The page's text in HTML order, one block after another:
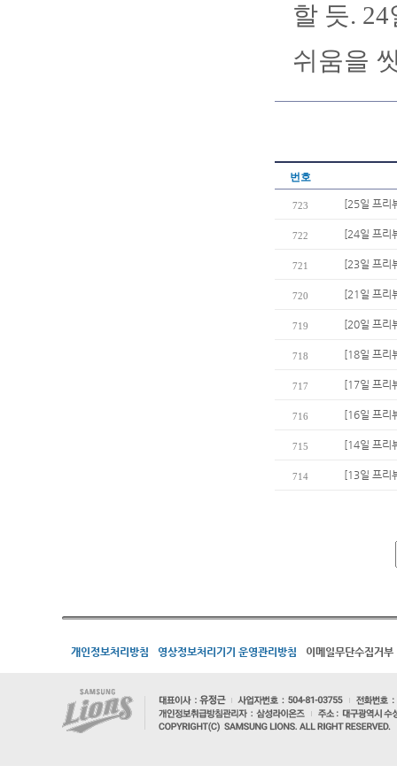
할 듯.
쉬움을
번호
723 [25일 프리
722 [24일 프리
721 [23일 프리
720 [21일 프리
719 [20일 프리
718 [18일 프리
717 [17일 프리
716 [16일 프리
715 [14일 프리
714 [13일 프리
개인정보처리방침 영상정보처리기기 운영관리방침 이메일무단수집거부